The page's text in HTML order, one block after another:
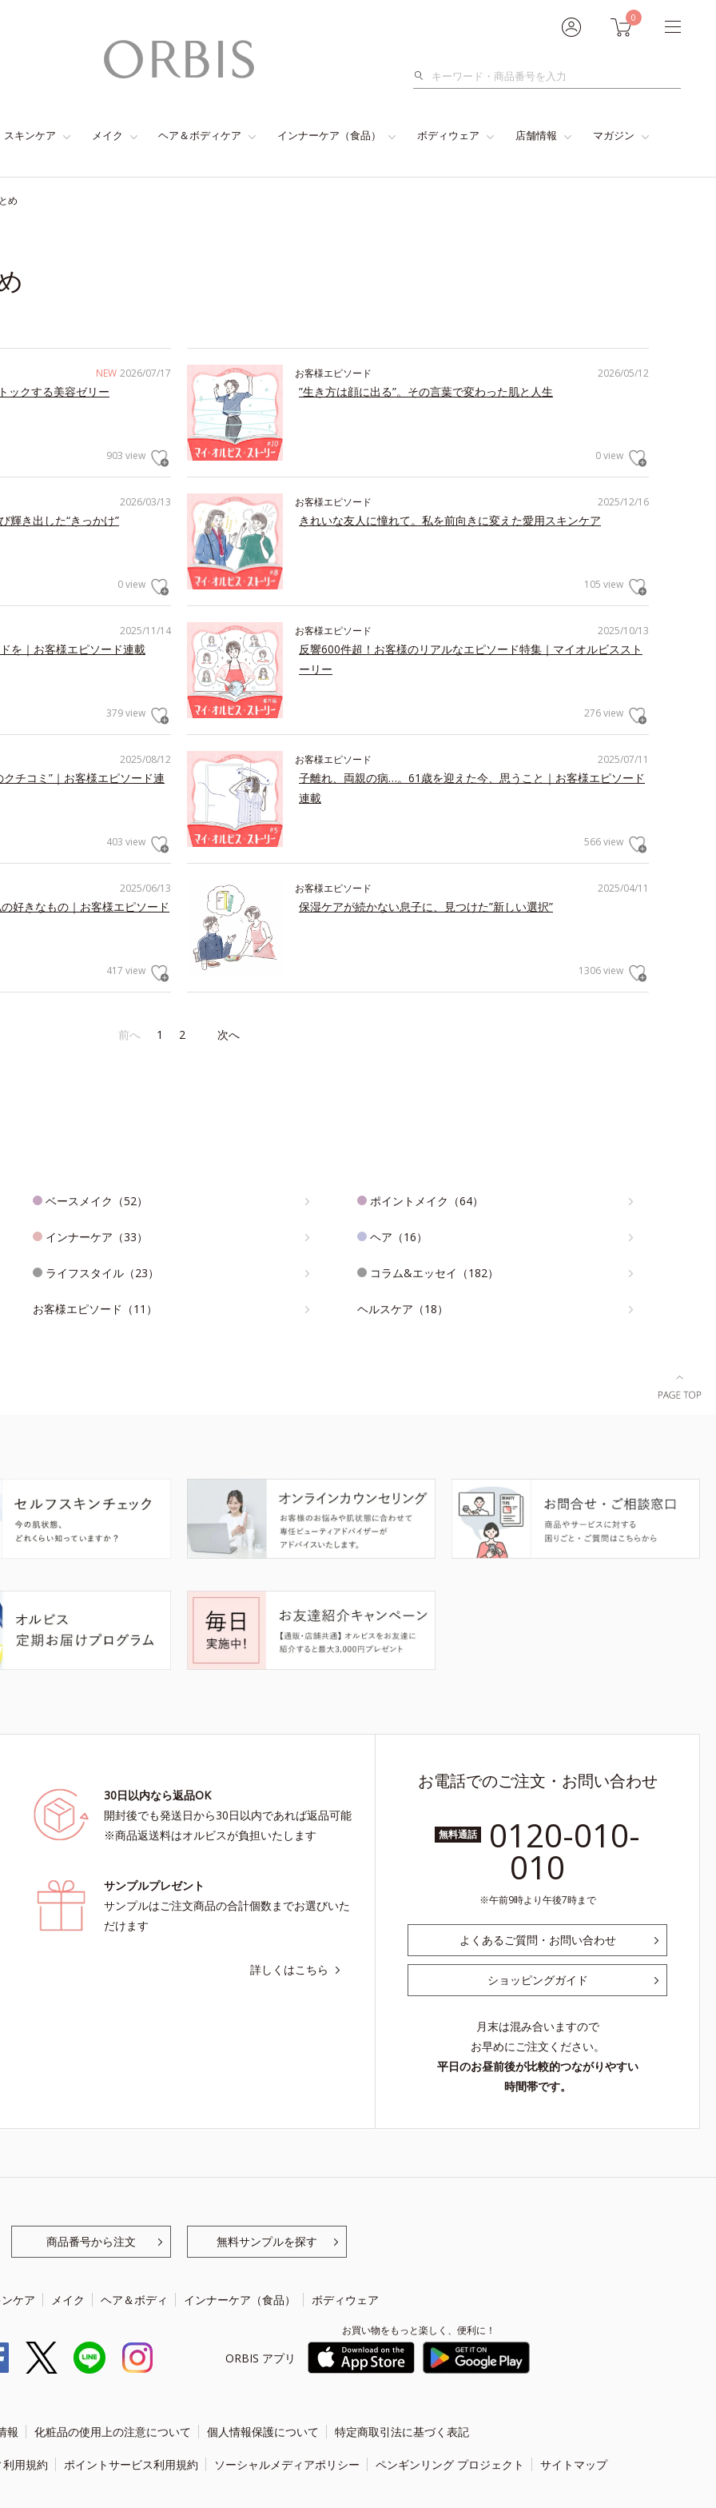
0
検
スキンケア メイク ヘア＆ボディケア インナーケア（食品） ボディウェア 店舗情報 マガジン
め
NEW 2026/07/17
ックする美容ゼリー
903 view
2026/05/12
お客様エピソード
”生き方は顔に出る”。その言葉で変わった肌と人生
0 view
2026/03/13
輝き出した“きっかけ”
0 view
2025/12/16
お客様エピソード
きれいな友人に憧れて。私を前向きに変えた愛用スキンケア
105 view
2025/11/14
を｜お客様エピソード連載
379 view
2025/10/13
お客様エピソード
反響600件超！お客様のリアルなエピソード特集｜マイオルビススト
ーリー
276 view
2025/08/12
チコミ”｜お客様エピソード連
403 view
2025/07/11
お客様エピソード
子離れ、両親の病…。61歳を迎えた今、思うこと｜お客様エピソード
連載
566 view
2025/06/13
好きなもの｜お客様エピソード
417 view
2025/04/11
お客様エピソード
保湿ケアが続かない息子に、見つけた”新しい選択”
1306 view
前へ 1 2 次へ
ベースメイク（52） ポイントメイク（64）
インナーケア（33） ヘア（16）
ライフスタイル（23） コラム&エッセイ（182）
お客様エピソード（11） ヘルスケア（18）
30日以内なら返品OK
開封後でも発送日から30日以内であれば返品可能
※商品返送料はオルビスが負担いたします
サンプルプレゼント
サンプルはご注文商品の合計個数までお選びいた
だけます
詳しくはこちら
お電話でのご注文・お問い合わせ
無料通話 0120-010-
010
午前9時より午後7時まで
よくあるご質問・お問い合わせ
ショッピングガイド
月末は混み合いますので
お早めにご注文ください。
平日のお昼前後が比較的つながりやすい
時間帯です。
商品番号から注文 無料サンプルを探す
ケア メイク ヘア＆ボディ インナーケア（食品） ボディウェア
ORBIS アプリ
お買い物をもっと楽しく、便利に！
報 化粧品の使用上の注意について 個人情報保護について 特定商取引法に基づく表記
用規約 ポイントサービス利用規約 ソーシャルメディアポリシー ペンギンリング プロジェクト サイトマップ